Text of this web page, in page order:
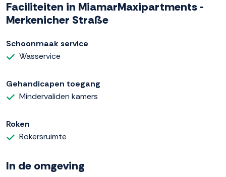
Faciliteiten in MiamarMaxipartments -
Merkenicher Straße
Schoonmaak service
Wasservice
Gehandicapen toegang
Mindervaliden kamers
Roken
Rokersruimte
In de omgeving